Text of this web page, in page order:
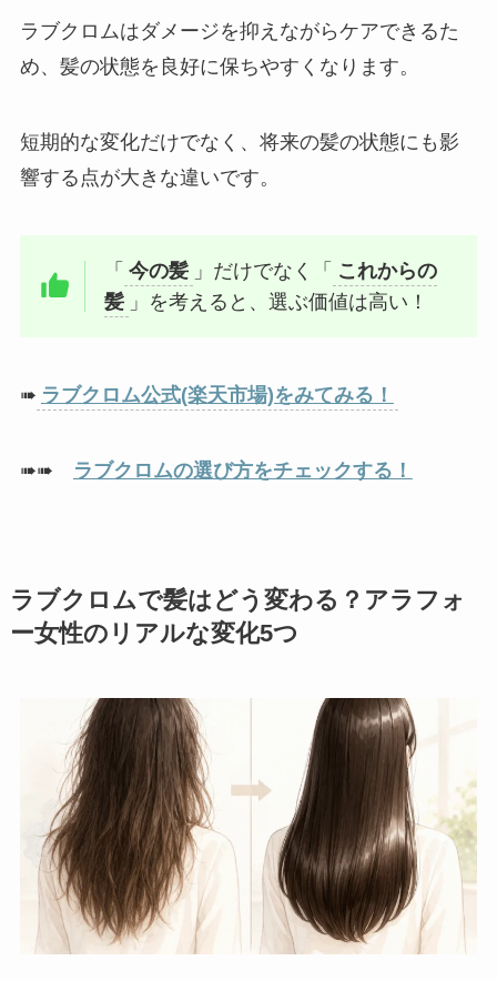
ラブクロムはダメージを抑えながらケアできるた
め、髪の状態を良好に保ちやすくなります。
短期的な変化だけでなく、将来の髪の状態にも影
響する点が大きな違いです。
「 今の髪 」だけでなく「 これからの
髪 」を考えると、選ぶ価値は高い！
➠ ラブクロム公式(楽天市場)をみてみる！
➠➠ ラブクロムの選び方をチェックする！
ラブクロムで髪はどう変わる？アラフォ
ー女性のリアルな変化5つ